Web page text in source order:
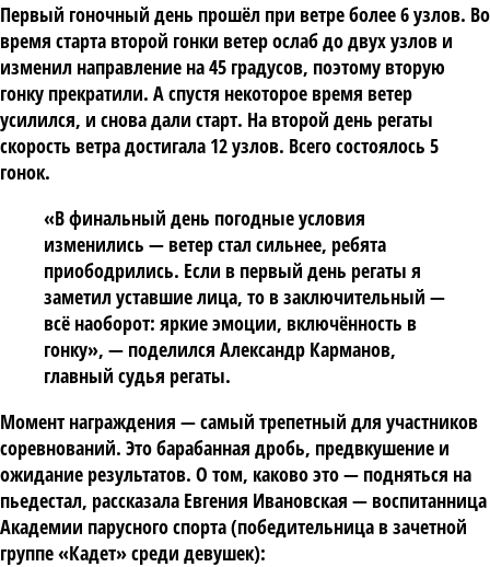
Первый гоночный день прошёл при ветре более 6 узлов. Во
время старта второй гонки ветер ослаб до двух узлов и
изменил направление на 45 градусов, поэтому вторую
гонку прекратили. А спустя некоторое время ветер
усилился, и снова дали старт. На второй день регаты
скорость ветра достигала 12 узлов. Всего состоялось 5
гонок.
«В финальный день погодные условия
изменились — ветер стал сильнее, ребята
приободрились. Если в первый день регаты я
заметил уставшие лица, то в заключительный —
всё наоборот: яркие эмоции, включённость в
гонку», — поделился Александр Карманов,
главный судья регаты.
Момент награждения — самый трепетный для участников
соревнований. Это барабанная дробь, предвкушение и
ожидание результатов. О том, каково это — подняться на
пьедестал, рассказала Евгения Ивановская — воспитанница
Академии парусного спорта (победительница в зачетной
группе «Кадет» среди девушек):